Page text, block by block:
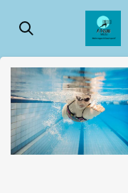
au
principal